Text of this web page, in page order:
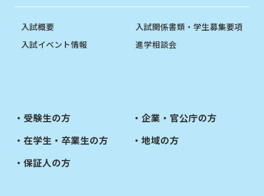
入試概要
入試イベント情報
入試関係書類・学生募集要項
進学相談会
受験生の方
在学生・卒業生の方
保証人の方
企業・官公庁の方
地域の方